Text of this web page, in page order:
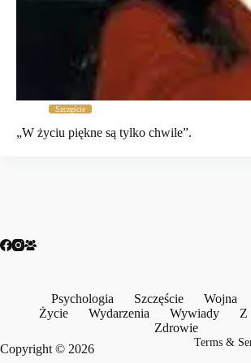
Szczęście
„W życiu piękne są tylko chwile”.
Psychologia Szczęście Wojna
Życie
Wydarzenia Wywiady
Z
Zdrowie
Copyright © 2026
Terms &